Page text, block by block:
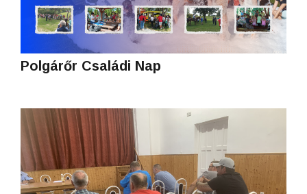
Polgárőr Családi Nap